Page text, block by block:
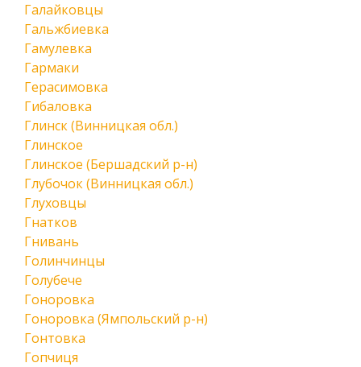
Галайковцы
Гальжбиевка
Гамулевка
Гармаки
Герасимовка
Гибаловка
Глинск (Винницкая обл.)
Глинское
Глинское (Бершадский р-н)
Глубочок (Винницкая обл.)
Глуховцы
Гнатков
Гнивань
Голинчинцы
Голубече
Гоноровка
Гоноровка (Ямпольский р-н)
Гонтовка
Гопчиця